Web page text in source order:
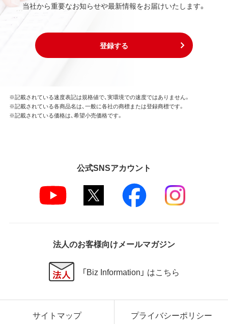
当社から重要なお知らせや最新情報をお届けいたします。
登録する
※記載されている速度表記は規格値で、実環境での速度ではありません。
※記載されている各商品名は、一般に各社の商標または登録商標です。
※記載されている価格は、希望小売価格です。
公式SNSアカウント
法人のお客様向けメールマガジン
「Biz Information」 はこちら
サイトマップ プライバシーポリシー